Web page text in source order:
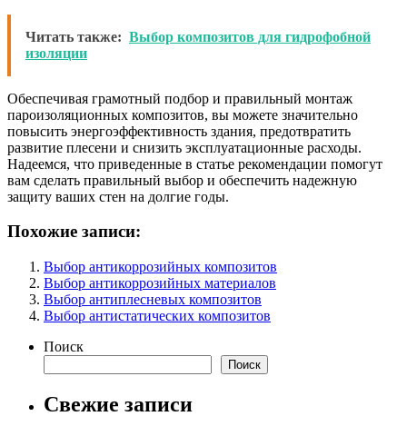
Читать также: Выбор композитов для гидрофобной
изоляции
Обеспечивая грамотный подбор и правильный монтаж
пароизоляционных композитов, вы можете значительно
повысить энергоэффективность здания, предотвратить
развитие плесени и снизить эксплуатационные расходы.
Надеемся, что приведенные в статье рекомендации помогут
вам сделать правильный выбор и обеспечить надежную
защиту ваших стен на долгие годы.
Похожие записи:
Выбор антикоррозийных композитов
Выбор антикоррозийных материалов
Выбор антиплесневых композитов
Выбор антистатических композитов
Поиск
Поиск
Свежие записи